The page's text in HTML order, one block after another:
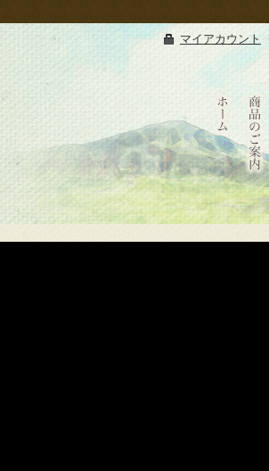
マイアカウント
たべ
たせ
いか
HOME
たべ
たせ
いか
商品